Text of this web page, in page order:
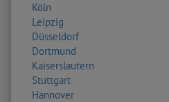
Köln
Leipzig
Düsseldorf
Dortmund
Kaiserslautern
Stuttgart
Hannover